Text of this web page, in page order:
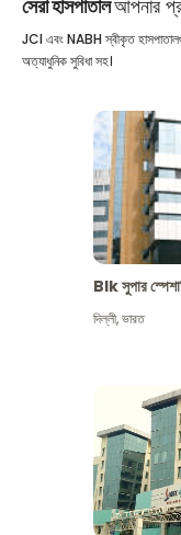
সেরা হাসপাতালআপনার
JCI এবং NABH স্বীকৃত
অত্যাধুনিক সুবিধা সহ।
Blk সুপার
দিল্লী,ভারত